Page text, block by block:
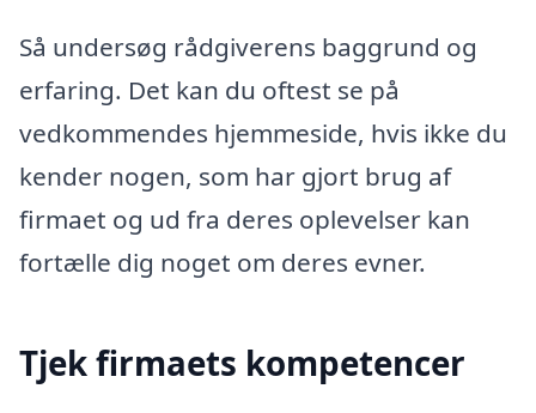
Så undersøg rådgiverens baggrund og
erfaring. Det kan du oftest se på
vedkommendes hjemmeside, hvis ikke du
kender nogen, som har gjort brug af
firmaet og ud fra deres oplevelser kan
fortælle dig noget om deres evner.
Tjek firmaets kompetencer